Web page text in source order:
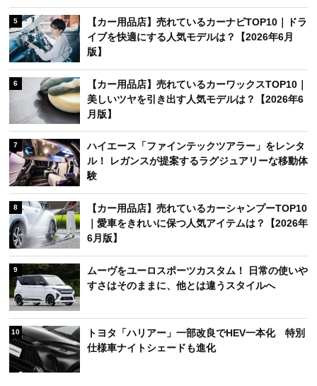
5
【カー用品店】売れているカーナビTOP10｜ドラ
イブを快適にする人気モデルは？【2026年6月
版】
6
【カー用品店】売れているカーワックスTOP10｜
美しいツヤを引き出す人気モデルは？【2026年6
月版】
7
ハイエース「ファインテックツアラー」をレンタ
ル！ レガンスが提案するラグジュアリーな移動体
験
8
【カー用品店】売れているカーシャンプーTOP10
｜愛車をきれいに保つ人気アイテムは？【2026年
6月版】
9
ムーヴをユーロスポーツカスタム！ 日常の使いや
すさはそのままに、他とは違うスタイルへ
10
トヨタ「ハリアー」一部改良でHEV一本化 特別
仕様車ナイトシェードも進化